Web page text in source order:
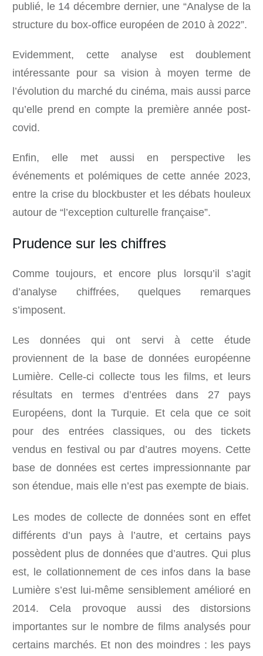
publié, le 14 décembre dernier, une “Analyse de la
structure du box-office européen de 2010 à 2022”.
Evidemment, cette analyse est doublement
intéressante pour sa vision à moyen terme de
l’évolution du marché du cinéma, mais aussi parce
qu’elle prend en compte la première année post-
covid.
Enfin, elle met aussi en perspective les
événements et polémiques de cette année 2023,
entre la crise du blockbuster et les débats houleux
autour de “l’exception culturelle française”.
Prudence sur les chiffres
Comme toujours, et encore plus lorsqu’il s’agit
d’analyse chiffrées, quelques remarques
s’imposent.
Les données qui ont servi à cette étude
proviennent de la base de données européenne
Lumière. Celle-ci collecte tous les films, et leurs
résultats en termes d’entrées dans 27 pays
Européens, dont la Turquie. Et cela que ce soit
pour des entrées classiques, ou des tickets
vendus en festival ou par d’autres moyens. Cette
base de données est certes impressionnante par
son étendue, mais elle n’est pas exempte de biais.
Les modes de collecte de données sont en effet
différents d’un pays à l’autre, et certains pays
possèdent plus de données que d’autres. Qui plus
est, le collationnement de ces infos dans la base
Lumière s’est lui-même sensiblement amélioré en
2014. Cela provoque aussi des distorsions
importantes sur le nombre de films analysés pour
certains marchés. Et non des moindres : les pays